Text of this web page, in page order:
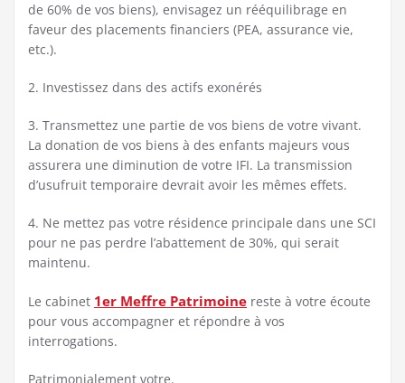
de 60% de vos biens), envisagez un rééquilibrage en
faveur des placements financiers (PEA, assurance vie,
etc.).
2. Investissez dans des actifs exonérés
3. Transmettez une partie de vos biens de votre vivant.
La donation de vos biens à des enfants majeurs vous
assurera une diminution de votre IFI. La transmission
d’usufruit temporaire devrait avoir les mêmes effets.
4. Ne mettez pas votre résidence principale dans une SCI
pour ne pas perdre l’abattement de 30%, qui serait
maintenu.
Le cabinet 1er Meffre Patrimoine reste à votre écoute
pour vous accompagner et répondre à vos
interrogations.
Patrimonialement votre.